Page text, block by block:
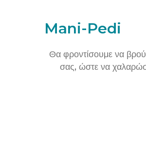
Mani-Pedi
Θα φροντίσουμε να
σας, ώστε να